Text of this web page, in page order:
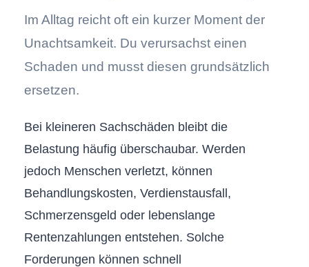
Im Alltag reicht oft ein kurzer Moment der
Unachtsamkeit. Du verursachst einen
Schaden und musst diesen grundsätzlich
ersetzen.
Bei kleineren Sachschäden bleibt die
Belastung häufig überschaubar. Werden
jedoch Menschen verletzt, können
Behandlungskosten, Verdienstausfall,
Schmerzensgeld oder lebenslange
Rentenzahlungen entstehen. Solche
Forderungen können schnell